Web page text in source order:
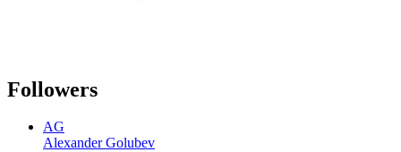
Followers
AG
Alexander Golubev